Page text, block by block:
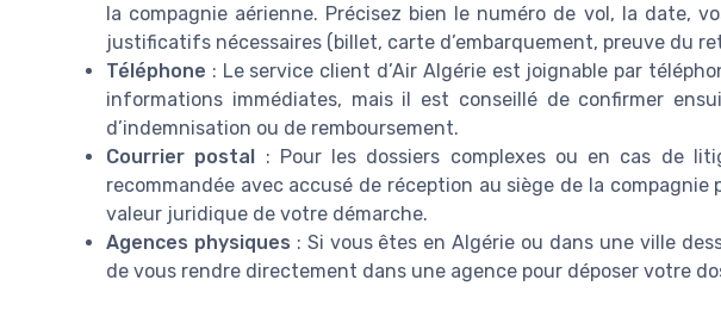
la compagnie aérienne. Précisez bien le numéro de vol, la date,
justificatifs nécessaires (billet, carte d’embarquement, preuve du
Téléphone : Le service client d’Air Algérie est joignable par
informations immédiates, mais il est conseillé de confirmer
d’indemnisation ou de remboursement.
Courrier postal : Pour les dossiers complexes ou en cas de
recommandée avec accusé de réception au siège de la compagnie
valeur juridique de votre démarche.
Agences physiques : Si vous êtes en Algérie ou dans une ville
de vous rendre directement dans une agence pour déposer votre